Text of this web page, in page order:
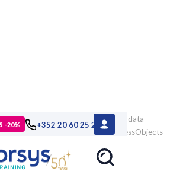
-20% +352 20 60 25 26
numériques
Data analytics, data
Formation SAP BusinessObjects
niveau 1